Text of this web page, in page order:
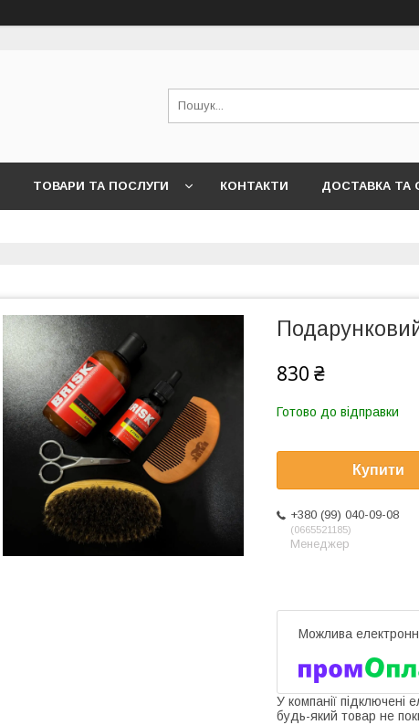
ТОВАРИ ТА ПОСЛУГИ КОНТАКТИ ДОСТАВКА ТА
830 ₴
Готово до відправки
Купити
+380 (99) 040-09-08
0665521185
Менеджер
У компанії підключені
будь-який товар не